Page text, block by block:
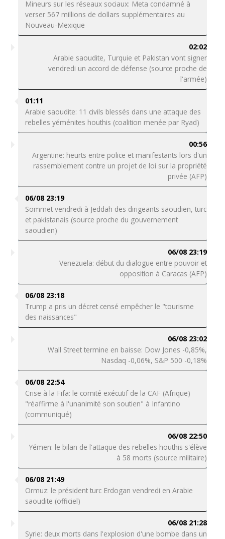
Mineurs sur les réseaux sociaux: Meta condamné à
verser 567 millions de dollars supplémentaires au
Nouveau-Mexique
02:02
Arabie saoudite, Turquie et Pakistan vont signer
vendredi un accord de défense (source proche de
l'armée)
01:11
Arabie saoudite: 11 civils blessés dans une attaque des
rebelles yéménites houthis (coalition menée par Ryad)
00:56
Argentine: heurts entre police et manifestants lors d'un
rassemblement contre un projet de loi sur la propriété
privée (AFP)
06/08 23:19
Sommet vendredi à Jeddah des dirigeants saoudien, turc
et pakistanais (source proche du gouvernement
saoudien)
06/08 23:19
Venezuela: début du dialogue entre pouvoir et
opposition à Caracas (AFP)
06/08 23:18
Trump a pris un décret censé empêcher le "tourisme
des naissances"
06/08 23:02
Wall Street termine en baisse: Dow Jones -0,85%,
Nasdaq -0,06%, S&P 500 -0,18%
06/08 22:54
Crise à la Fifa: le comité exécutif de la CAF (Afrique)
"réaffirme à l'unanimité son soutien" à Infantino
(communiqué)
06/08 22:50
Yémen: le bilan de l'attaque des rebelles houthis s'élève
à 58 morts (source militaire)
06/08 21:49
Ormuz: le président turc Erdogan vendredi en Arabie
saoudite (officiel)
06/08 21:28
Syrie: deux morts dans l'explosion d'une bombe dans un